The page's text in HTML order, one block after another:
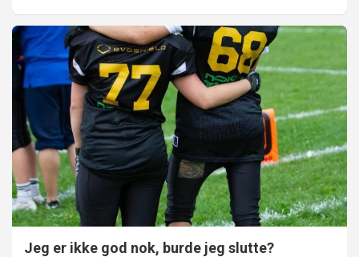
Jeg er ikke god nok, burde jeg slutte?